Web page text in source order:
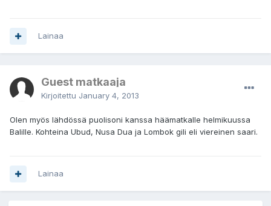
Lainaa
Guest matkaaja
Kirjoitettu January 4, 2013
Olen myös lähdössä puolisoni kanssa häämatkalle helmikuussa
Balille. Kohteina Ubud, Nusa Dua ja Lombok gili eli viereinen saari.
Lainaa